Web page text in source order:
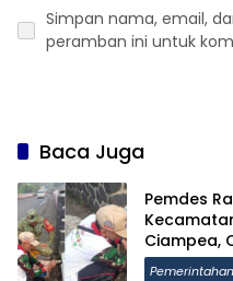
Simpan nama, email,
peramban ini untuk
Baca Juga
Pemdes
Ciampea,
HUT RI ke-
Pemerintahan